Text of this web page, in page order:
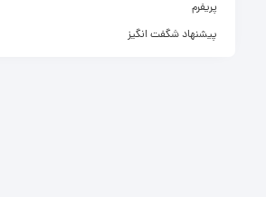
پریفرم
پیشنهاد شگفت انگیز